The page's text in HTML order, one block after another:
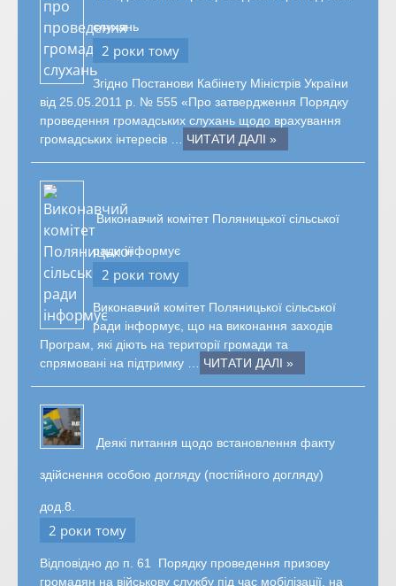
слухань
2 роки тому
Згідно Постанови Кабінету Міністрів України
від 25.05.2011 р. № 555 «Про затвердження Порядку
проведення громадських слухань щодо врахування
громадських інтересів …
ЧИТАТИ ДАЛІ »
Виконавчий комітет Поляницької сільської
ради інформує
2 роки тому
Виконавчий комітет Поляницької сільської
ради інформує, що на виконання заходів
Програм, які діють на території громади та
спрямовані на підтримку …
ЧИТАТИ ДАЛІ »
Деякі питання щодо встановлення факту
здійснення особою догляду (постійного догляду)
дод.8.
2 роки тому
Відповідно до п. 61 Порядку проведення призову
громадян на військову службу під час мобілізації, на